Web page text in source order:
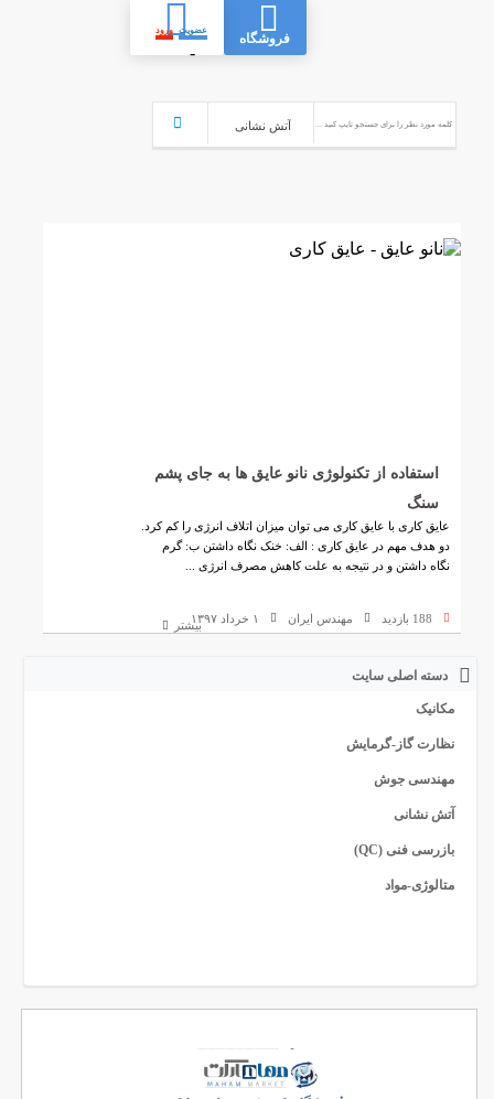
فروشگاه
عضویت
-
ورود
استفاده از تکنولوژی نانو عایق ها به جای پشم
سنگ
عایق کاری با عایق کاری می توان میزان اتلاف انرژی را کم کرد.
دو هدف مهم در عایق کاری : الف: خنک نگاه داشتن ب: گرم
نگاه داشتن و در نتیجه به علت کاهش مصرف انرژی ...
188 بازدید مهندس ایران ۱ خرداد ۱۳۹۷ بیشتر
دسته اصلی سایت
مکانیک
نظارت گاز-گرمایش
مهندسی جوش
آتش نشانی
بازرسی فنی (QC)
متالوژی-مواد